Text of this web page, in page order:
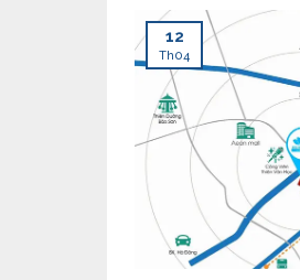
BID Residence bao
hầm được liên hoàn
12
Th04